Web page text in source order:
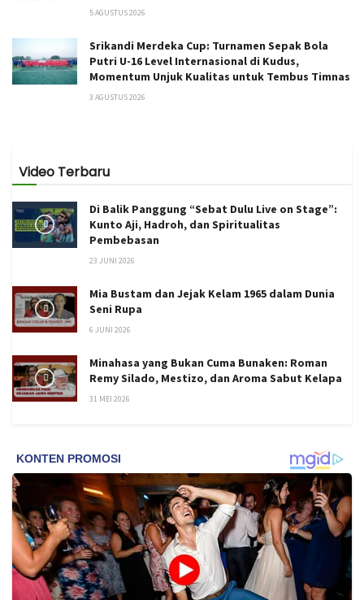
5 AGUSTUS 2026
Srikandi Merdeka Cup: Turnamen Sepak Bola
Putri U-16 Level Internasional di Kudus,
Momentum Unjuk Kualitas untuk Tembus Timnas
3 AGUSTUS 2026
Video Terbaru
Di Balik Panggung “Sebat Dulu Live on Stage”:
Kunto Aji, Hadroh, dan Spiritualitas
Pembebasan
23 JUNI 2026
Mia Bustam dan Jejak Kelam 1965 dalam Dunia
Seni Rupa
6 JUNI 2026
Minahasa yang Bukan Cuma Bunaken: Roman
Remy Silado, Mestizo, dan Aroma Sabut Kelapa
31 MEI 2026